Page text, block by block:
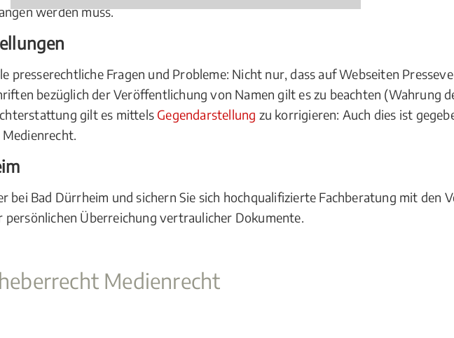
werden muss.
presserechtliche Fragen und Probleme: Nicht nur, dass auf Webseiten
bezüglich der Veröffentlichung von Namen gilt es zu beachten (Wahrung
gilt es mittels Gegendarstellung zu korrigieren: Auch dies ist
bei Bad Dürrheim und sichern Sie sich hochqualifizierte Fachberatung mit den
persönlichen Überreichung vertraulicher Dokumente.
Medienrecht